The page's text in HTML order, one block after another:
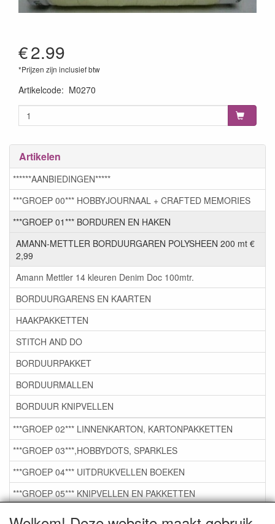
€2.99
*Prijzen zijn inclusief btw
Artikelcode: M0270
Artikelen
******AANBIEDINGEN*****
***GROEP 00*** HOBBYJOURNAAL + CRAFTED MEMORIES
***GROEP 01*** BORDUREN EN HAKEN
AMANN-METTLER BORDUURGAREN POLYSHEEN 200 mt €
2,99
Amann Mettler 14 kleuren Denim Doc 100mtr.
BORDUURGARENS EN KAARTEN
HAAKPAKKETTEN
STITCH AND DO
BORDUURPAKKET
BORDUURMALLEN
BORDUUR KNIPVELLEN
***GROEP 02*** LINNENKARTON, KARTONPAKKETTEN
***GROEP 03***,HOBBYDOTS, SPARKLES
***GROEP 04*** UITDRUKVELLEN BOEKEN
***GROEP 05*** KNIPVELLEN EN PAKKETTEN
***GROEP 06*** TAPE/LIJM SNIJMALLEN STEMPELS